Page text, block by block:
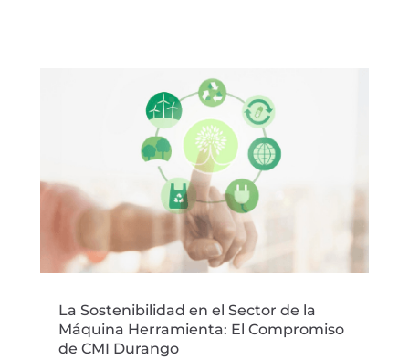
La Sostenibilidad en el Sector de la
Máquina Herramienta: El Compromiso
de CMI Durango